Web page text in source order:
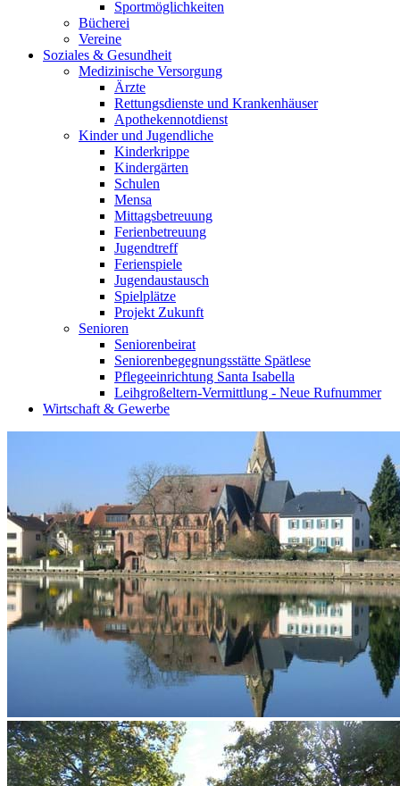
Sportmöglichkeiten
Bücherei
Vereine
Soziales & Gesundheit
Medizinische Versorgung
Ärzte
Rettungsdienste und Krankenhäuser
Apothekennotdienst
Kinder und Jugendliche
Kinderkrippe
Kindergärten
Schulen
Mensa
Mittagsbetreuung
Ferienbetreuung
Jugendtreff
Ferienspiele
Jugendaustausch
Spielplätze
Projekt Zukunft
Senioren
Seniorenbeirat
Seniorenbegegnungsstätte Spätlese
Pflegeeinrichtung Santa Isabella
Leihgroßeltern-Vermittlung - Neue Rufnummer
Wirtschaft & Gewerbe